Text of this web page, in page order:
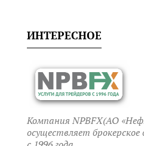
ИНТЕРЕСНОЕ
Компания NPBFX(АО
осуществляет